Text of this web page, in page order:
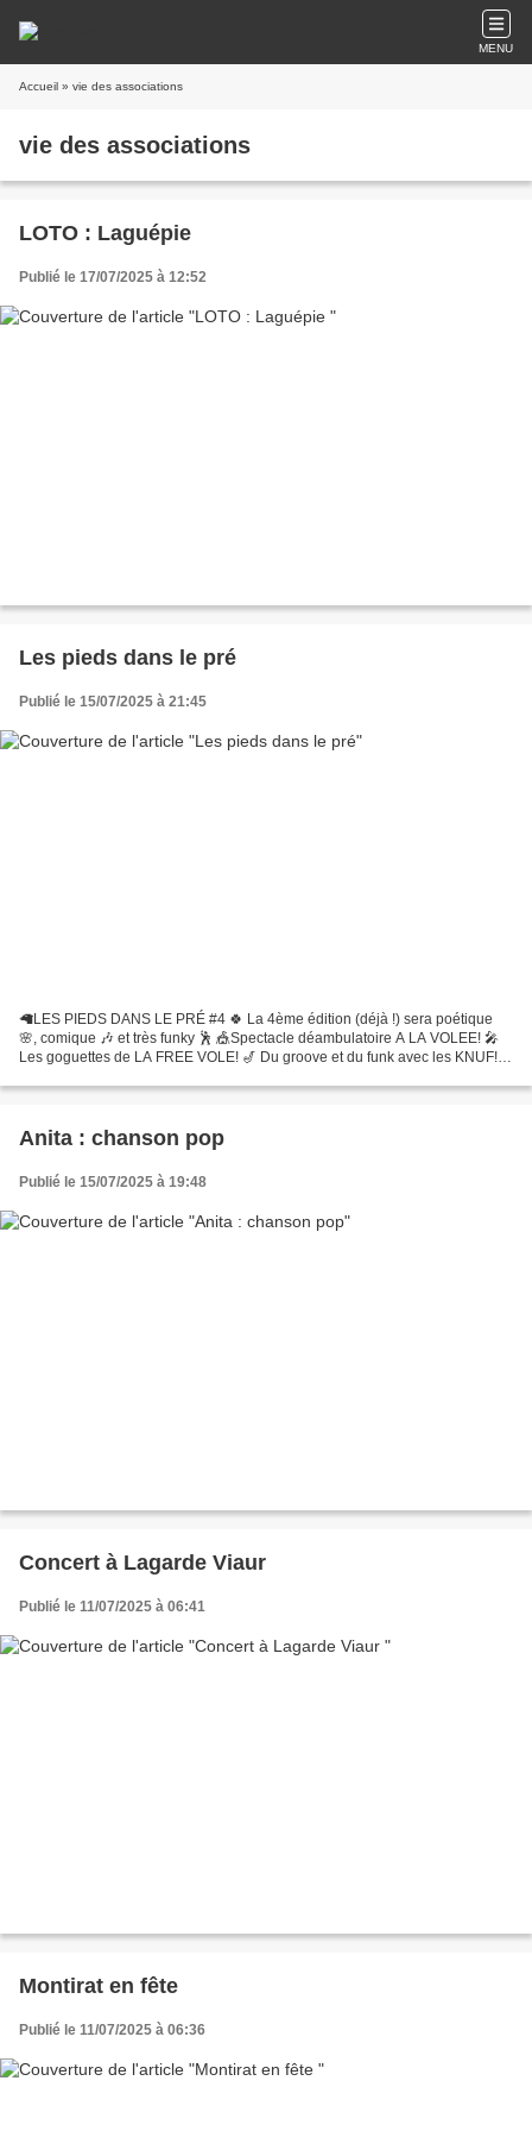
MENU
Accueil » vie des associations
vie des associations
LOTO : Laguépie
Publié le 17/07/2025 à 12:52
Les pieds dans le pré
Publié le 15/07/2025 à 21:45
🦙LES PIEDS DANS LE PRÉ #4 🍀 La 4ème édition (déjà !) sera poétique
🌸, comique 🎶 et très funky 🕺 🎪Spectacle déambulatoire A LA VOLEE! 🎤
Les goguettes de LA FREE VOLE! 🎷 Du groove et du funk avec les KNUF!
Anita : chanson pop
Publié le 15/07/2025 à 19:48
Concert à Lagarde Viaur
Publié le 11/07/2025 à 06:41
Montirat en fête
Publié le 11/07/2025 à 06:36